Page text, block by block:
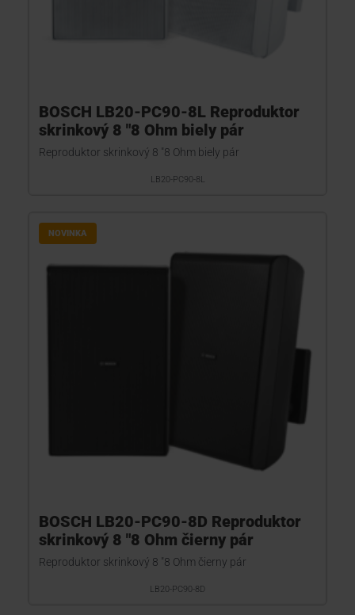
BOSCH LB20-PC90-8L Reproduktor
skrinkový 8 "8 Ohm biely pár
Reproduktor skrinkový 8 "8 Ohm biely pár
LB20-PC90-8L
NOVINKA
BOSCH LB20-PC90-8D Reproduktor
skrinkový 8 "8 Ohm čierny pár
Reproduktor skrinkový 8 "8 Ohm čierny pár
LB20-PC90-8D